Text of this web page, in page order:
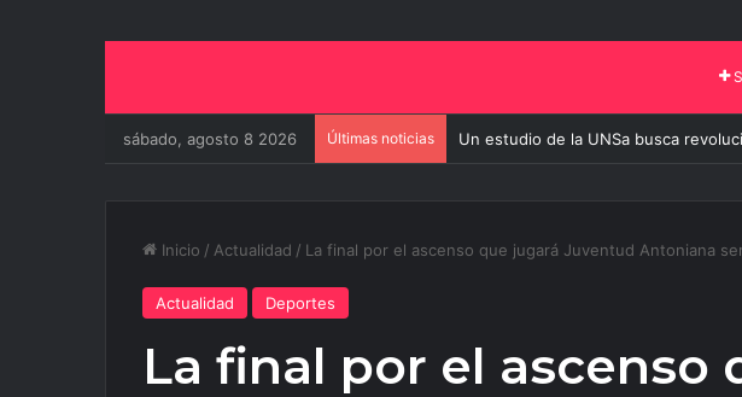
sábado, agosto 8 2026 Últimas noticias Un estudio de la UNSa busca
Inicio / Actualidad / La final por el ascenso que jugará Juventud Antoniana
Actualidad Deportes
La final por el ascenso